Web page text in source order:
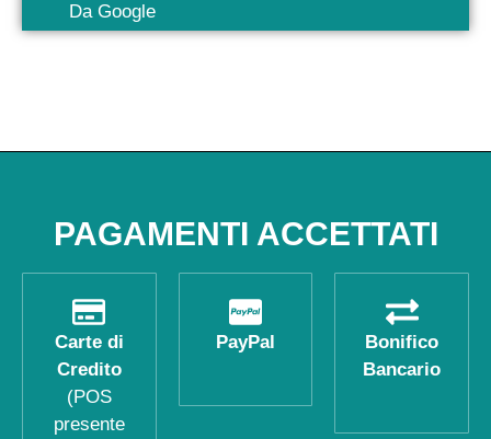
Da Google
PAGAMENTI ACCETTATI
Carte di
Credito
(POS
presente
PayPal
Bonifico
Bancario